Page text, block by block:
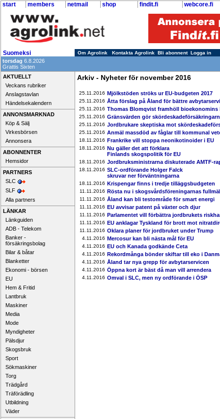
start members netmail shop findit.fi webcore.fi
Suomeksi Om Agrolink Kontakta Agrolink Bli abonnent Logga in
torsdag 6.8.2026
Grattis Sixten
AKTUELLT
Veckans rubriker
Anslagstavlan
Händelsekalendern
ANNONSMARKNAD
Köp & Sälj
Virkesbörsen
Annonsera
ABONNENTER
Hemsidor
PARTNERS
SLC
SLF
Alla partners
LÄNKAR
Länkguiden
ADB - Telekom
Banker -
försäkringsbolag
Bilar & båtar
Blanketter
Ekonomi - börsen
EU
Hem & Fritid
Lantbruk
Maskiner
Media
Mode
Myndigheter
Pälsdjur
Skogsbruk
Sport
Sökmaskiner
Torg
Trädgård
Träförädling
Utbildning
Väder
Arkiv - Nyheter för november 2016
25.11.2016 Mjölkstöden ströks ur EU-budgeten 2017
25.11.2016 Åtta förslag på Åland för bättre
25.11.2016 Thomas Blomqvist framhöll bioekonomins
25.11.2016 Gränsvärden gör
25.11.2016 Jordbrukare skeptiska mot
25.11.2016 Anmäl massdöd av fåglar till kommunal
18.11.2016 Frankrike vill stoppa neonikotinoider i EU
18.11.2016 Nu gäller det att förklara
Finlands skogspolitik för EU
18.11.2016 Jordbruksministrarna diskuterade AMTF-
18.11.2016 SLC-ordförande Holger Falck
skruvar ner förväntningarna
18.11.2016 Krispengar finns i tredje tilläggsbudgeten
11.11.2016 Rösta nu i skogsvårdsföreningarnas
11.11.2016 Åland kan bli testområde för smart energi
11.11.2016 EU avvisar patent på växter och djur
11.11.2016 Parlamentet vill förbättra jordbrukets
11.11.2016 EU anklagar Tyskland för brott mot
11.11.2016 Oklara planer för jordbruket under Trump
4.11.2016 Mercosur kan bli nästa mål för EU
4.11.2016 EU och Kanada godkände Ceta
4.11.2016 Rekordmånga bönder skiftar till eko i
4.11.2016 Åland tar nya grepp för avbytarservicen
4.11.2016 Öppna kort är bäst då man vill arrendera
4.11.2016 Omval i SLC, men ny ordförande i ÖSP